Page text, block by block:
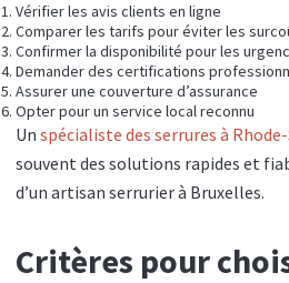
Vérifier les avis clients en ligne
Comparer les tarifs pour éviter les
Confirmer la disponibilité pour les
Demander des certifications
Assurer une couverture d’assurance
Opter pour un service local reconnu
Un spécialiste des serrures à
souvent des solutions rapides et
d’un artisan serrurier à Bruxelles.
Critères pour